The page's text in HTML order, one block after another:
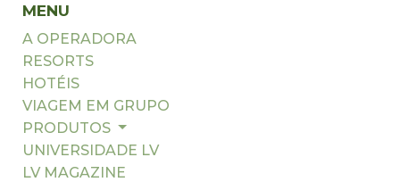
MENU
A OPERADORA
RESORTS
HOTÉIS
VIAGEM EM GRUPO
PRODUTOS
UNIVERSIDADE LV
LV MAGAZINE